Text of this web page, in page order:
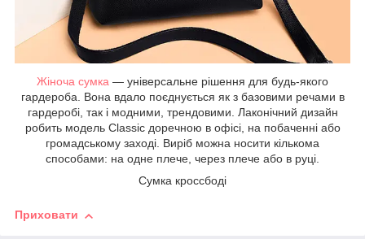
Жіноча сумка — універсальне рішення для будь-якого
гардероба. Вона вдало поєднується як з базовими речами в
гардеробі, так і модними, трендовими. Лаконічний дизайн
робить модель Classic доречною в офісі, на побаченні або
громадському заході. Виріб можна носити кількома
способами: на одне плече, через плече або в руці.
Сумка кроссбоді
Приховати